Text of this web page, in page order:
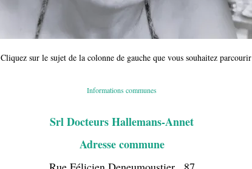
Cliquez sur le sujet de la colonne de gauche que vous souhaitez parcourir
Informations communes
Srl Docteurs Hallemans-Annet
Adresse commune